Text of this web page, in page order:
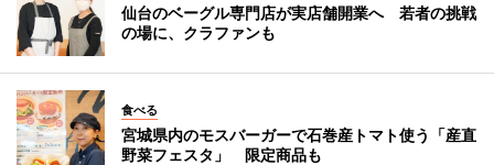
仙台のベーグル専門店が実店舗開業へ 若者の挑戦
の場に、クラファンも
食べる
宮城県内のモスバーガーで石巻産トマト使う「産直
野菜フェスタ」 限定商品も